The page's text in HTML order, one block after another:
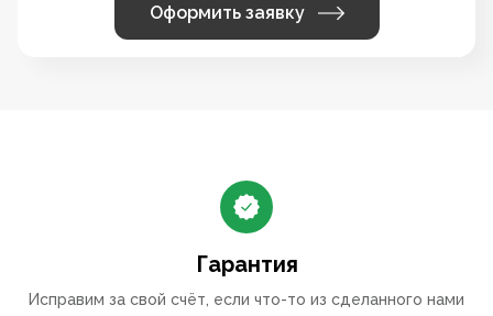
Оформить заявку
Гарантия
Исправим за свой счёт, если что-то из сделанного нами